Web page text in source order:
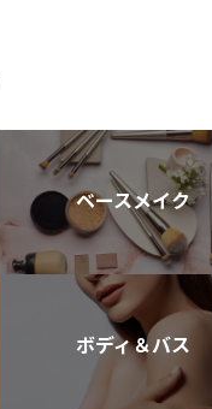
ベースメイク
ボディ＆バス